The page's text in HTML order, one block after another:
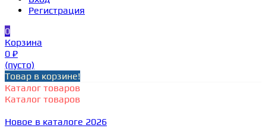
Регистрация
0
Корзина
0 ₽
(пусто)
Товар в корзине!
Каталог товаров
Каталог товаров
Новое в каталоге 2026